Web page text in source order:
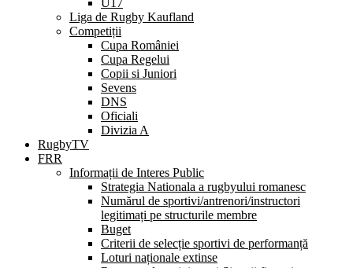
U17
Liga de Rugby Kaufland
Competiții
Cupa României
Cupa Regelui
Copii si Juniori
Sevens
DNS
Oficiali
Divizia A
RugbyTV
FRR
Informații de Interes Public
Strategia Nationala a rugbyului romanesc
Numărul de sportivi/antrenori/instructori
legitimați pe structurile membre
Buget
Criterii de selecție sportivi de performanță
Loturi naționale extinse